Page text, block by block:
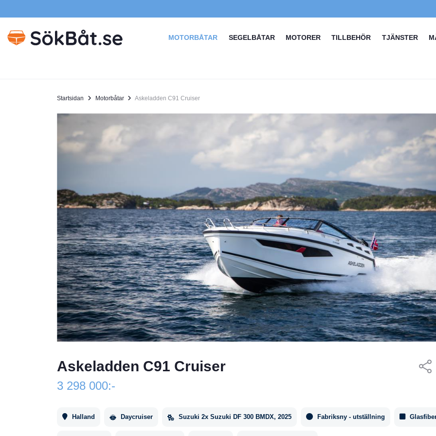
MOTORBÅTAR SEGELBÅTAR MOTORER TILLBEHÖR TJÄNSTER
Startsidan Motorbåtar Askeladden C91 Cruiser
Askeladden C91 Cruiser
3 298 000:-
Halland Daycruiser Suzuki 2x Suzuki DF 300 BMDX, 2025 Fabriksny - utställning